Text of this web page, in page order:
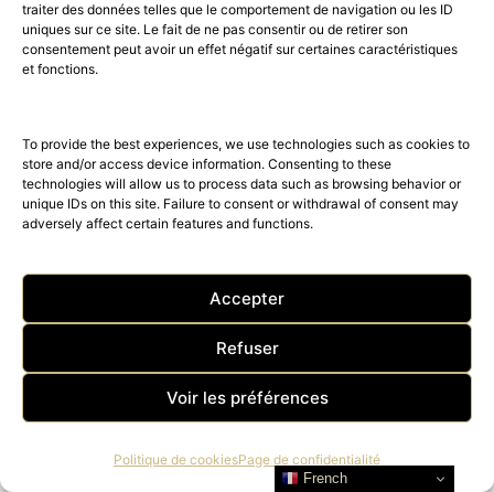
traiter des données telles que le comportement de navigation ou les ID
uniques sur ce site. Le fait de ne pas consentir ou de retirer son
consentement peut avoir un effet négatif sur certaines caractéristiques
et fonctions.
To provide the best experiences, we use technologies such as cookies to
store and/or access device information. Consenting to these
technologies will allow us to process data such as browsing behavior or
unique IDs on this site. Failure to consent or withdrawal of consent may
adversely affect certain features and functions.
Accepter
Refuser
Voir les préférences
Politique de cookiesPage de confidentialité
Bienvenue sur le site du
French